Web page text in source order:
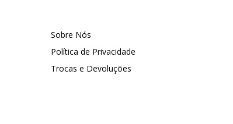
Sobre Nós
Política de Privacidade
Trocas e Devoluções